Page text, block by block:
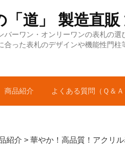
「道」 製造直
ーワン・オンリーワンの表札の
った表札のデザインや機能性門
商品紹介 よくある質問（Ｑ＆Ａ
紹介 > 華やか！高品質！アクリ